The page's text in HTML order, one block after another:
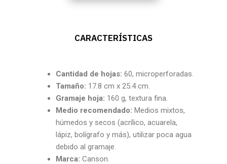
CARACTERÍSTICAS
Cantidad de hojas: 60, microperforadas.
Tamaño: 17.8 cm x 25.4 cm.
Gramaje hoja: 160 g, textura fina.
Medio recomendado: Medios mixtos,
húmedos y secos (acrílico, acuarela,
lápiz, bolígrafo y más), utilizar poca agua
debido al gramaje.
Marca: Canson.